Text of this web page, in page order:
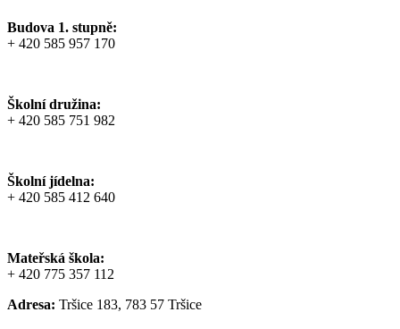
Budova 1. stupně:
+ 420 585 957 170
Školní družina:
+ 420 585 751 982
Školní jídelna:
+ 420 585 412 640
Mateřská škola:
+ 420 775 357 112
Adresa: Tršice 183, 783 57 Tršice